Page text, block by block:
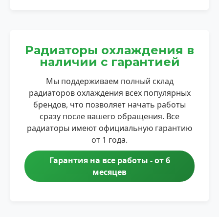
Радиаторы охлаждения в
наличии с гарантией
Мы поддерживаем полный склад
радиаторов охлаждения всех популярных
брендов, что позволяет начать работы
сразу после вашего обращения. Все
радиаторы имеют официальную гарантию
от 1 года.
Гарантия на все работы - от 6
месяцев